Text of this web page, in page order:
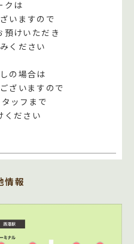
クは
いますので
預けいただき
ください
の場合は
ざいますので
ッフまで
情報